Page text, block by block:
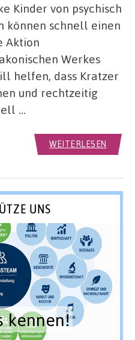
Kinder von psychisch
schnell einen
Aktion
Werkes
helfen, dass Kratzer
und rechtzeitig
…
WEITERLESEN
UNS
kennen!